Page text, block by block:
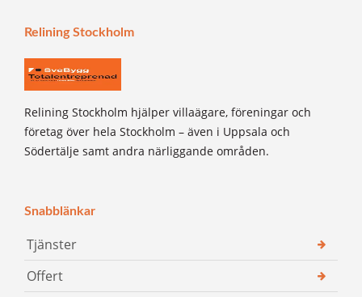
Relining Stockholm
Relining Stockholm hjälper villaägare, föreningar och
företag över hela Stockholm – även i Uppsala och
Södertälje samt andra närliggande områden.
Snabblänkar
Tjänster
Offert